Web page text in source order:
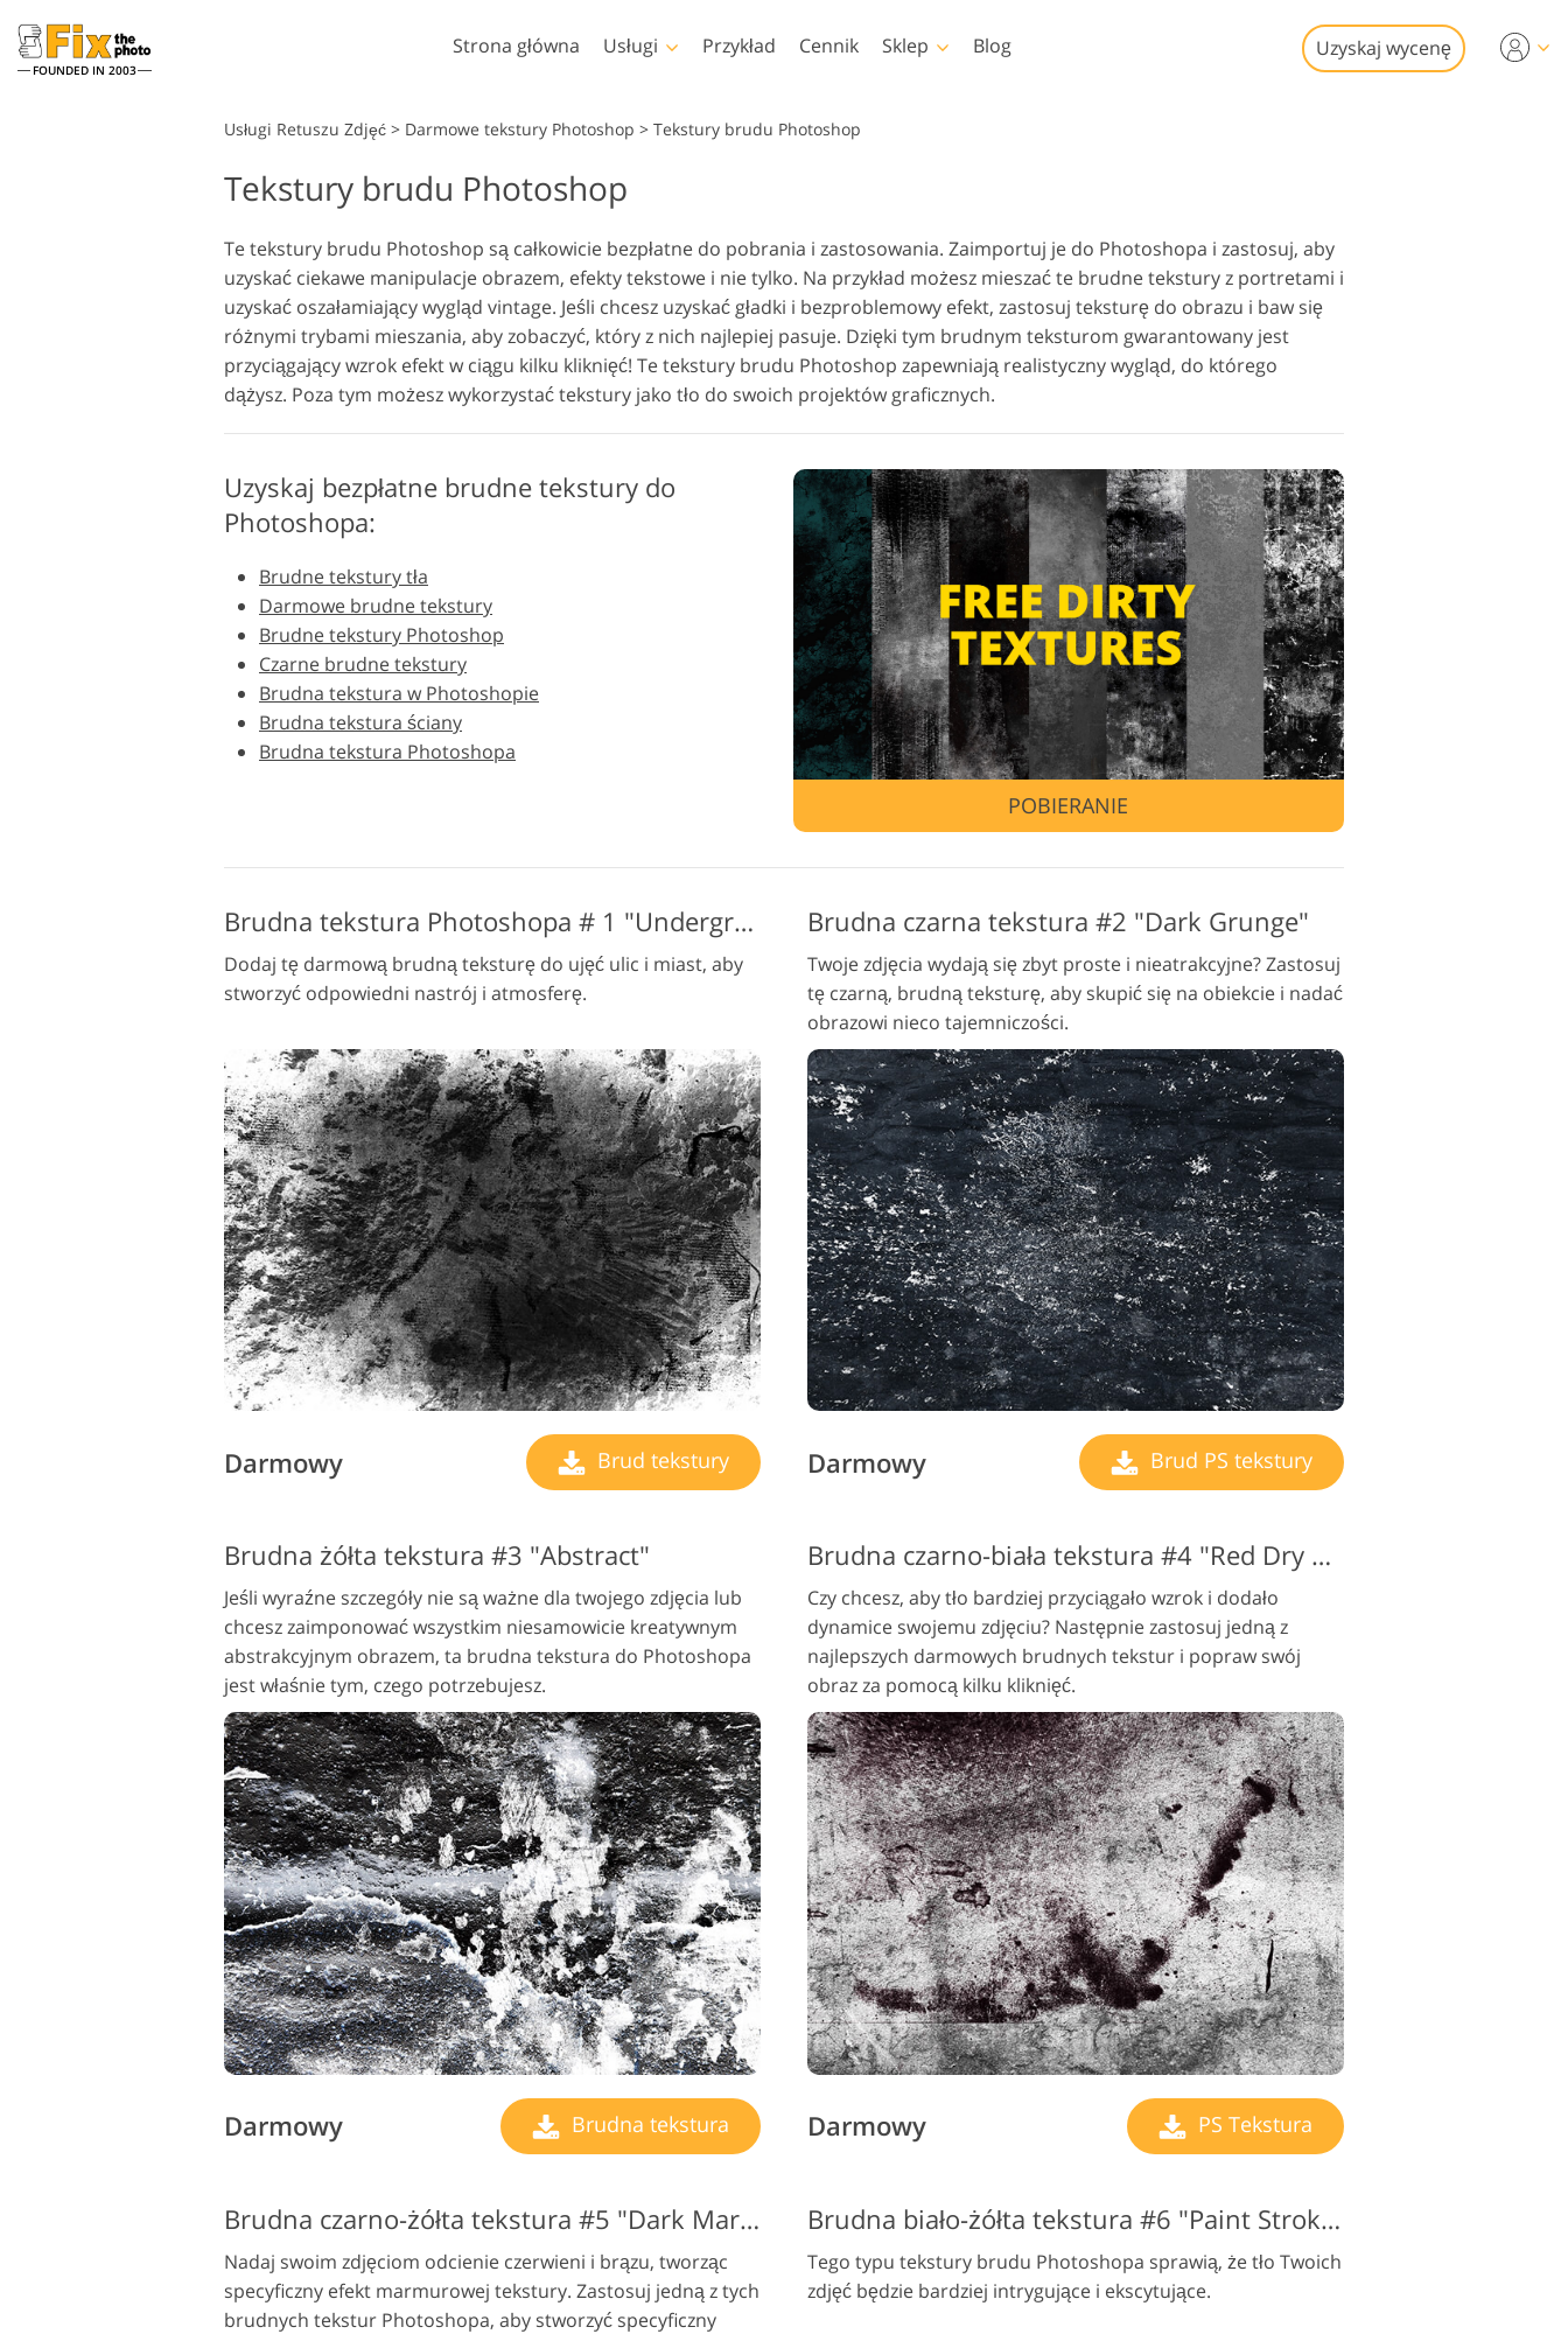
FOUNDED IN 2003
Strona główna Usługi
Usługi
nieruchomości
Usługi edycji zdjęć
ślubnych
Modele odzieży
generowane przez
Usługi manipulacji
obrazem
Foto Przywracanie Usługi
Usługi retuszu produktów Dane Treningowe AI Usługi edycji wideo
Przykład Cennik Sklep
Lightroom
Ustawienia Lightroom
wstępnych LR
Najlepsza oferta Presets
Kolekcja mobilna
Photoshop
Akcje Photoshopa
Nakładki Photoshopa
Tekstury Photoshopa
Ps Akcje Całe kolekcje
Ps Nakładki Całe Kolekcje
Templates
Kartki walentynkowe
Zaproszenia ślubne
Zaproszenie na urodziny
dla dzieci
Blog Uzyskaj wycenę
Usługi Retuszu Zdjęć > Darmowe tekstury Photoshop > Tekstury brudu Photoshop
Tekstury brudu Photoshop
Te tekstury brudu Photoshop są całkowicie bezpłatne do pobrania i zastosowania. Zaimportuj je do Photoshopa i zastosuj, aby
uzyskać ciekawe manipulacje obrazem, efekty tekstowe i nie tylko. Na przykład możesz mieszać te brudne tekstury z portretami i
uzyskać oszałamiający wygląd vintage. Jeśli chcesz uzyskać gładki i bezproblemowy efekt, zastosuj teksturę do obrazu i baw się
różnymi trybami mieszania, aby zobaczyć, który z nich najlepiej pasuje. Dzięki tym brudnym teksturom gwarantowany jest
przyciągający wzrok efekt w ciągu kilku kliknięć! Te tekstury brudu Photoshop zapewniają realistyczny wygląd, do którego
dążysz. Poza tym możesz wykorzystać tekstury jako tło do swoich projektów graficznych.
Uzyskaj bezpłatne brudne tekstury do
Photoshopa:
Brudne tekstury tła
Darmowe brudne tekstury
Brudne tekstury Photoshop
Czarne brudne tekstury
Brudna tekstura w Photoshopie
Brudna tekstura ściany
Brudna tekstura Photoshopa
POBIERANIE
Brudna tekstura Photoshopa # 1 "Underground"
Dodaj tę darmową brudną teksturę do ujęć ulic i miast, aby
stworzyć odpowiedni nastrój i atmosferę.
Darmowy Brud tekstury
Brudna czarna tekstura #2 "Dark Grunge"
Twoje zdjęcia wydają się zbyt proste i nieatrakcyjne? Zastosuj
tę czarną, brudną teksturę, aby skupić się na obiekcie i nadać
obrazowi nieco tajemniczości.
Darmowy Brud PS tekstury
Brudna żółta tekstura #3 "Abstract"
Jeśli wyraźne szczegóły nie są ważne dla twojego zdjęcia lub
chcesz zaimponować wszystkim niesamowicie kreatywnym
abstrakcyjnym obrazem, ta brudna tekstura do Photoshopa
jest właśnie tym, czego potrzebujesz.
Darmowy Brudna tekstura
Brudna czarno-biała tekstura #4 "Red Dry Cracked"
Czy chcesz, aby tło bardziej przyciągało wzrok i dodało
dynamice swojemu zdjęciu? Następnie zastosuj jedną z
najlepszych darmowych brudnych tekstur i popraw swój
obraz za pomocą kilku kliknięć.
Darmowy PS Tekstura
Brudna czarno-żółta tekstura #5 "Dark Marble"
Nadaj swoim zdjęciom odcienie czerwieni i brązu, tworząc
specyficzny efekt marmurowej tekstury. Zastosuj jedną z tych
brudnych tekstur Photoshopa, aby stworzyć specyficzny
Brudna biało-żółta tekstura #6 "Paint Strokes"
Tego typu tekstury brudu Photoshopa sprawią, że tło Twoich
zdjęć będzie bardziej intrygujące i ekscytujące.